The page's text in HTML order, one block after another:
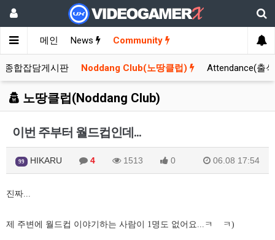
메인 News Community
종합잡담게시판 Noddang Club(노땅클럽) Attendance(출
노땅클럽(Noddang Club)
이번 주부터 월드컵인데...
99 HIKARU 4 1513 0 06.08 17:54
진짜...
제 주변에 월드컵 이야기하는 사람이 1명도 없어요...ㅋ ㅋ)